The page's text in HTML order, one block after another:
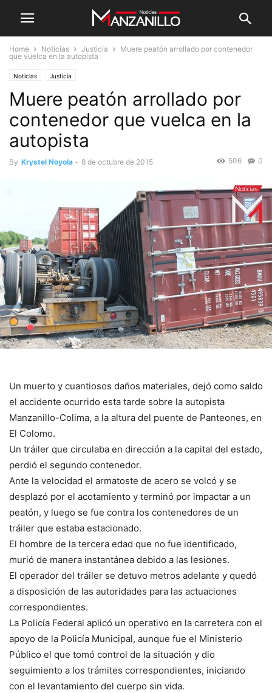
Home Noticias Justicia
Muere peatón arrollado por contenedor
que vuelca en la autopista
Noticias Justicia
Muere peatón arrollado por
contenedor que vuelca en la
autopista
By Krystel Noyola - 8 de octubre de 2015 0
506
Un muerto y cuantiosos daños materiales, dejó como saldo
el accidente ocurrido esta tarde sobre la autopista
Manzanillo-Colima, a la altura del puente de Panteones, en
El Colomo.
Un tráiler que circulaba en dirección a la capital del estado,
perdió el segundo contenedor.
Ante la velocidad el armatoste de acero se volcó y se
desplazó por el acotamiento y terminó por impactar a un
peatón, y luego se fue contra los contenedores de un
tráiler que estaba estacionado.
El hombre de la tercera edad que no fue identificado,
murió de manera instantánea debido a las lesiones.
El operador del tráiler se detuvo metros adelante y quedó
a disposición de las autoridades para las actuaciones
correspondientes.
La Policía Federal aplicó un operativo en la carretera con el
apoyo de la Policía Municipal, aunque fue el Ministerio
Público el que tomó control de la situación y dio
seguimiento a los trámites correspondientes, iniciando
con el levantamiento del cuerpo sin vida.